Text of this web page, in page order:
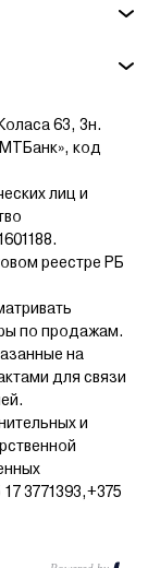
63, 3н.
код
лиц и
реестре РБ
по продажам.
на
для связи
и
3771393,+375